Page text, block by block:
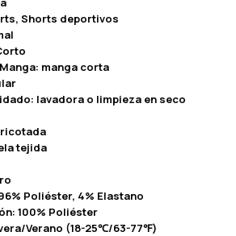
Shorts deportivos
manga corta
lavadora o limpieza en seco
tejida
Poliéster, 4% Elastano
100% Poliéster
Verano (18-25℃/63-77℉)